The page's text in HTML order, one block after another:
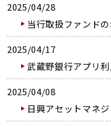
2025/04/28
当行取扱ファンド
2025/04/17
武蔵野銀行アプリ
2025/04/08
日興アセットマネ